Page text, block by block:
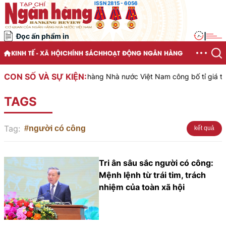
ISSN 2815 - 6056
Đọc ấn phẩm in
KINH TẾ - XÃ HỘICHÍNH SÁCHHOẠT ĐỘNG NGÂN HÀNG
CON SỐ VÀ SỰ KIỆN:Ngân hàng Nhà nước Việt Nam công bố tỉ giá
TAGS
Tag: #người có công kết quả
Tri ân sâu sắc người có công:
Mệnh lệnh từ trái tim, trách
nhiệm của toàn xã hội